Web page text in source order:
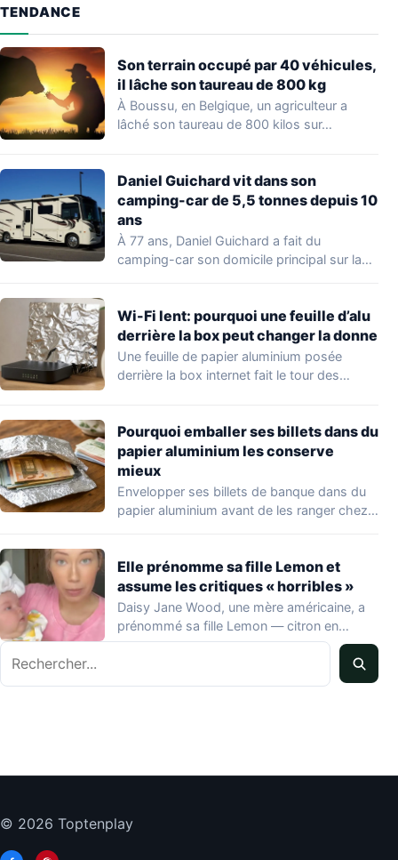
TENDANCE
Son terrain occupé par 40 véhicules,
il lâche son taureau de 800 kg
À Boussu, en Belgique, un agriculteur a
lâché son taureau de 800 kilos sur…
Daniel Guichard vit dans son
camping-car de 5,5 tonnes depuis 10
ans
À 77 ans, Daniel Guichard a fait du
camping-car son domicile principal sur la…
Wi-Fi lent: pourquoi une feuille d’alu
derrière la box peut changer la donne
Une feuille de papier aluminium posée
derrière la box internet fait le tour des…
Pourquoi emballer ses billets dans du
papier aluminium les conserve
mieux
Envelopper ses billets de banque dans du
papier aluminium avant de les ranger chez…
Elle prénomme sa fille Lemon et
assume les critiques « horribles »
Daisy Jane Wood, une mère américaine, a
prénommé sa fille Lemon — citron en…
Rechercher
© 2026 Toptenplay